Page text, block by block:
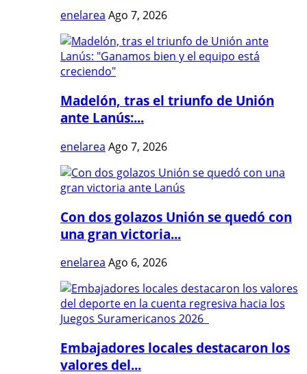
enelarea Ago 7, 2026
Madelón, tras el triunfo de Unión
ante Lanús:...
enelarea Ago 7, 2026
Con dos golazos Unión se quedó con
una gran victoria...
enelarea Ago 6, 2026
Embajadores locales destacaron los
valores del...